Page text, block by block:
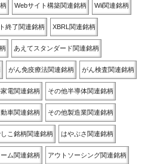
Webサイト構築関連銘柄 Wii関連銘柄
終了関連銘柄 XBRL関連銘柄
あえてスタンダード関連銘柄
がん免疫療法関連銘柄 がん検査関連銘柄
電関連銘柄 その他半導体関連銘柄
車関連銘柄 その他製造業関連銘柄
こ銘柄関連銘柄 はやぶさ関連銘柄
ム関連銘柄 アウトソーシング関連銘柄